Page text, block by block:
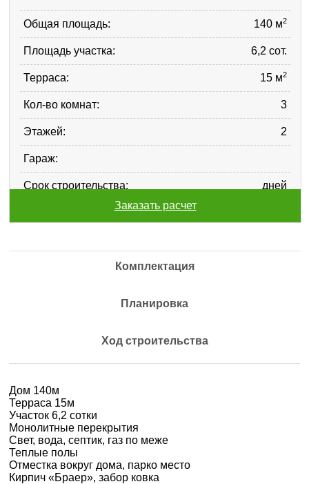
Общая площадь: 140 м2
Площадь участка: 6,2 сот.
Терраса: 15 м2
Кол-во комнат: 3
Этажей: 2
Гараж:
Срок строительства:
дней
Заказать расчет
Комплектация
Планировка
Ход строительства
Дом 140м
Терраса 15м
Участок 6,2 сотки
Монолитные перекрытия
Свет, вода, септик, газ по меже
Теплые полы
Отместка вокруг дома, парко место
Кирпич «Браер», забор ковка